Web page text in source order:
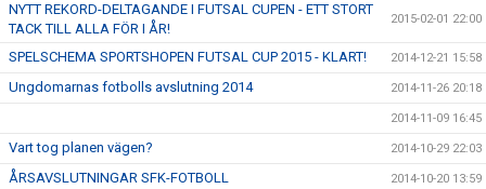
NYTT REKORD-DELTAGANDE I FUTSAL CUPEN - ETT STORT
TACK TILL ALLA FÖR I ÅR!
2015-02-01 22:00
SPELSCHEMA SPORTSHOPEN FUTSAL CUP 2015 - KLART! 2014-12-21 15:58
Ungdomarnas fotbolls avslutning 2014 2014-11-26 20:18
2014-11-09 16:45
Vart tog planen vägen? 2014-10-29 22:03
ÅRSAVSLUTNINGAR SFK-FOTBOLL 2014-10-20 13:59